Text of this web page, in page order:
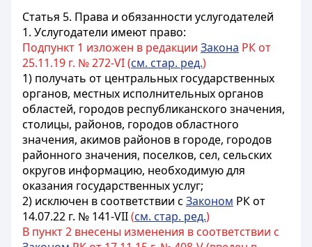
Статья 5. Права и обязанности услугодателей
1. Услугодатели имеют право:
Подпункт 1 изложен в редакции Закона РК от
25.11.19 г. № 272-VI (см. стар. ред.)
1) получать от центральных государственных
органов, местных исполнительных органов
областей, городов республиканского значения,
столицы, районов, городов областного
значения, акимов районов в городе, городов
районного значения, поселков, сел, сельских
округов информацию, необходимую для
оказания государственных услуг;
2) исключен в соответствии с Законом РК от
14.07.22 г. № 141-VII(см. стар. ред.)
В пункт 2 внесены изменения в соответствии с